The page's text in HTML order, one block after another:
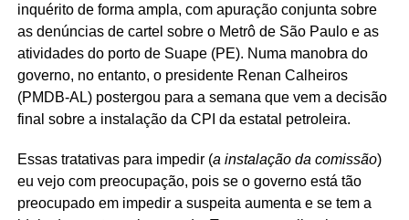
inquérito de forma ampla, com apuração conjunta sobre
as denúncias de cartel sobre o Metrô de São Paulo e as
atividades do porto de Suape (PE). Numa manobra do
governo, no entanto, o presidente Renan Calheiros
(PMDB-AL) postergou para a semana que vem a decisão
final sobre a instalação da CPI da estatal petroleira.
Essas tratativas para impedir (a instalação da comissão)
eu vejo com preocupação, pois se o governo está tão
preocupado em impedir a suspeita aumenta e se tem a